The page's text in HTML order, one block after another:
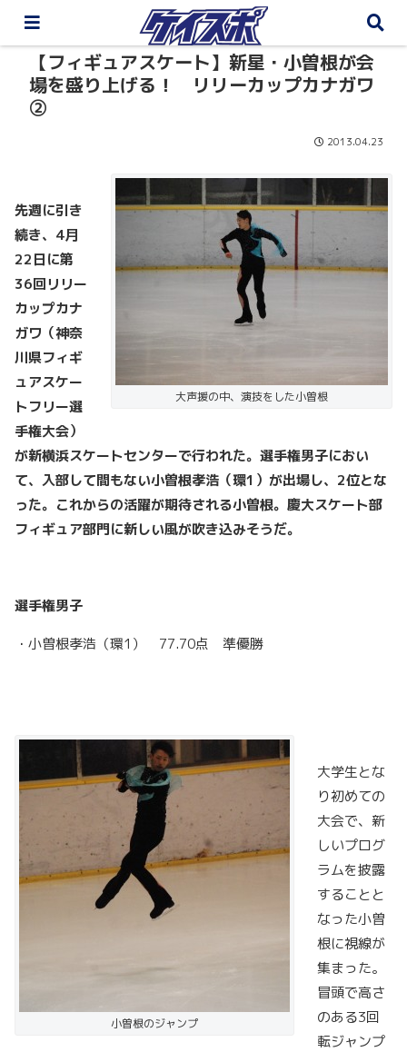
【フィギュアスケート】新星・小曽根が会
場を盛り上げる！ リリーカップカナガワ
②
2013.04.23
大声援の中、演技をした小曽根
先週に引き
続き、4月
22日に第
36回リリー
カップカナ
ガワ（神奈
川県フィギ
ュアスケー
トフリー選
手権大会）
が新横浜スケートセンターで行われた。選手権男子におい
て、入部して間もない小曽根孝浩（環1 ）が出場し、2位とな
った。これからの活躍が期待される小曽根。慶大スケート部
フィギュア部門に新しい風が吹き込みそうだ。
選手権男子
・小曽根孝浩（環1） 77.70点 準優勝
小曽根のジャンプ
大学生とな
り初めての
大会で、新
しいプログ
ラムを披露
することと
なった小曽
根に視線が
集まった。
冒頭で高さ
のある3回
転ジャンプ